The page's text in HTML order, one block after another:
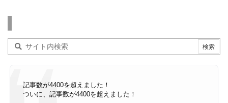
記事数が4400を超えました！
ついに、記事数が4400を超えました！